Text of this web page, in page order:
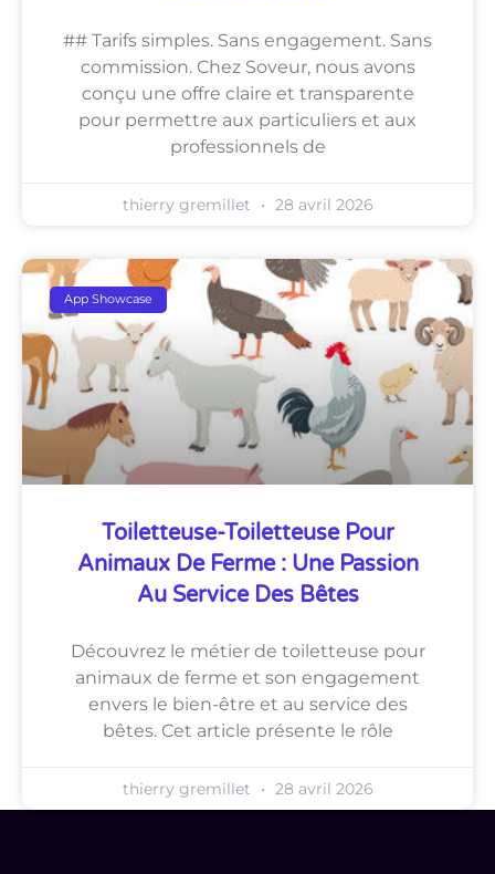
## Tarifs simples. Sans engagement. Sans
commission. Chez Soveur, nous avons
conçu une offre claire et transparente
pour permettre aux particuliers et aux
professionnels de
thierry gremillet 28 avril 2026
App Showcase
Toiletteuse-Toiletteuse Pour
Animaux De Ferme : Une Passion
Au Service Des Bêtes
Découvrez le métier de toiletteuse pour
animaux de ferme et son engagement
envers le bien-être et au service des
bêtes. Cet article présente le rôle
thierry gremillet 28 avril 2026